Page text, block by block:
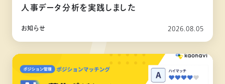
人事データ分析を実践しました
お知らせ 2026.08.05